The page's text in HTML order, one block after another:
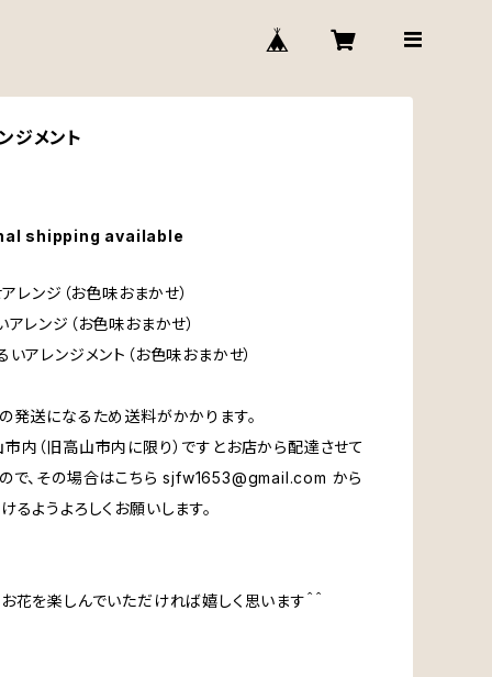
ジメント
shipping available
レンジ（お色味おまかせ）
アレンジ（お色味おまかせ）
いアレンジメント（お色味おまかせ）
発送になるため送料がかかります。
内（旧高山市内に限り）ですとお店から配達させて
で、その場合はこちらsjfw1653@gmail.com から
るようよろしくお願いします。
花を楽しんでいただければ嬉しく思います＾＾